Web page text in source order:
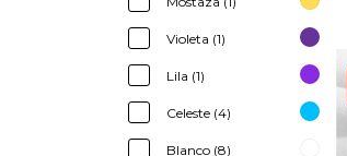
Violeta (1)
Lila (1)
Celeste (4)
Blanco (8)